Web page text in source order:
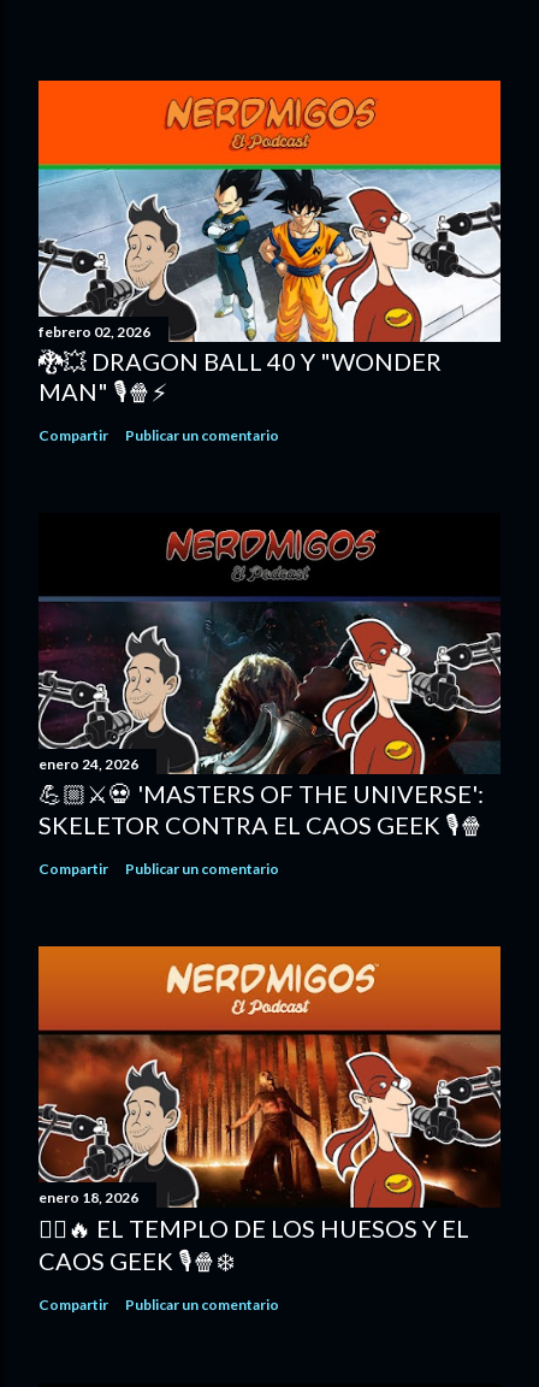
febrero 02, 2026
🐉💥 DRAGON BALL 40 Y "WONDER
MAN" 🎙️🍿⚡
Compartir Publicar un comentario
enero 24, 2026
💪🏼⚔️💀 'MASTERS OF THE UNIVERSE':
SKELETOR CONTRA EL CAOS GEEK 🎙️🍿
Compartir Publicar un comentario
enero 18, 2026
🧟‍♂️🔥 EL TEMPLO DE LOS HUESOS Y EL
CAOS GEEK 🎙️🍿❄️
Compartir Publicar un comentario